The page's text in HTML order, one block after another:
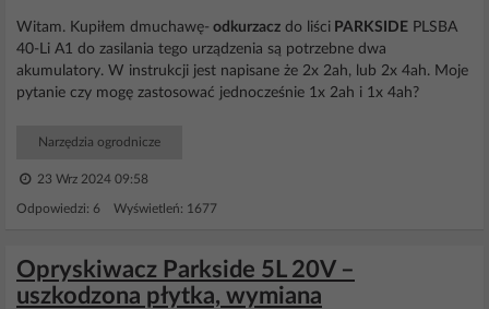
Witam. Kupiłem dmuchawę- odkurzacz do liści PARKSIDE PLSBA
40-Li A1 do zasilania tego urządzenia są potrzebne dwa
akumulatory. W instrukcji jest napisane że 2x 2ah, lub 2x 4ah. Moje
pytanie czy mogę zastosować jednocześnie 1x 2ah i 1x 4ah?
Narzędzia ogrodnicze
23 Wrz 2024 09:58
Odpowiedzi: 6 Wyświetleń: 1677
Opryskiwacz Parkside 5L 20V –
uszkodzona płytka, wymiana